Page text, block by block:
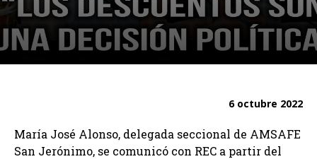
6 octubre 2022
María José Alonso, delegada seccional de AMSAFE
San Jerónimo, se comunicó con REC a partir del